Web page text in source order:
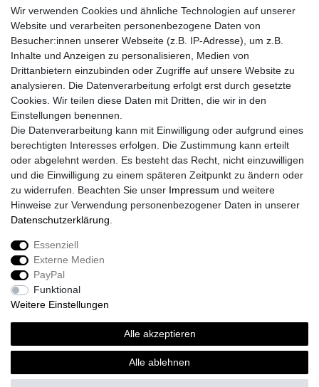
Impressum
Widerrufs­recht
Wir verwenden Cookies und ähnliche Technologien auf unserer
Website und verarbeiten personenbezogene Daten von
Besucher:innen unserer Webseite (z.B. IP-Adresse), um z.B.
Inhalte und Anzeigen zu personalisieren, Medien von
Drittanbietern einzubinden oder Zugriffe auf unsere Website zu
analysieren. Die Datenverarbeitung erfolgt erst durch gesetzte
Cookies. Wir teilen diese Daten mit Dritten, die wir in den
Einstellungen benennen.
Die Datenverarbeitung kann mit Einwilligung oder aufgrund eines
berechtigten Interesses erfolgen. Die Zustimmung kann erteilt
oder abgelehnt werden. Es besteht das Recht, nicht einzuwilligen
und die Einwilligung zu einem späteren Zeitpunkt zu ändern oder
zu widerrufen. Beachten Sie unser Impressum und weitere
Hinweise zur Verwendung personenbezogener Daten in unserer
Daten­schutz­erklärung
Essenziell
Externe Medien
PayPal
Funktional
Weitere Einstellungen
Alle akzeptieren
Alle ablehnen